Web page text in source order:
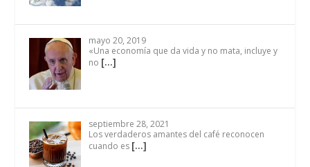
mayo 20, 2019
«Una economía que da vida y no mata, incluye y
no […]
septiembre 28, 2021
Los verdaderos amantes del café reconocen
cuando es […]